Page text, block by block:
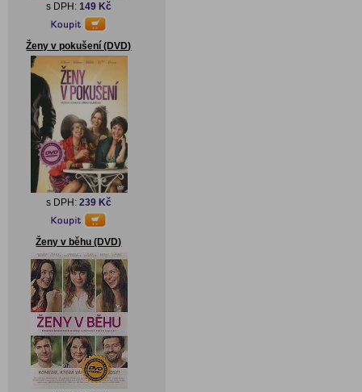
s DPH: 149 Kč
Ženy v pokušení (DVD)
s DPH: 239 Kč
Ženy v běhu (DVD)